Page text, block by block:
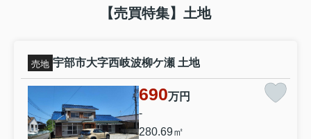
賃貸・売買・不動産の売却・賃貸管理など、不動産に関
弊社では、様々な物件を豊富に取り揃えております。
物件をお探しの方はぜひご覧ください！
↓↓↓
・ 山口大学工学部生におすすめの賃貸物件はこちら
・山口大学医学部生におすすめの賃貸物件はこちら
・宇部市のペット可賃貸物件はこちら
【売買特集】土地
売地 宇部市大字西岐波柳ケ瀬 土地
690万円
-
280.69㎡